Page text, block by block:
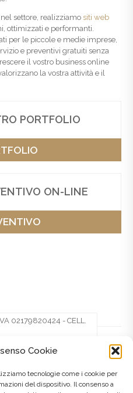
Cookie
tecnologie come i cookie per
del dispositivo. Il consenso a
settore, realizziamo siti web
ottimizzati e performanti.
per le piccole e medie imprese,
e preventivi gratuiti senza
il vostro business online
la vostra attività e il
PORTFOLIO
ON-LINE
02179820424 - CELL.
Pinterest